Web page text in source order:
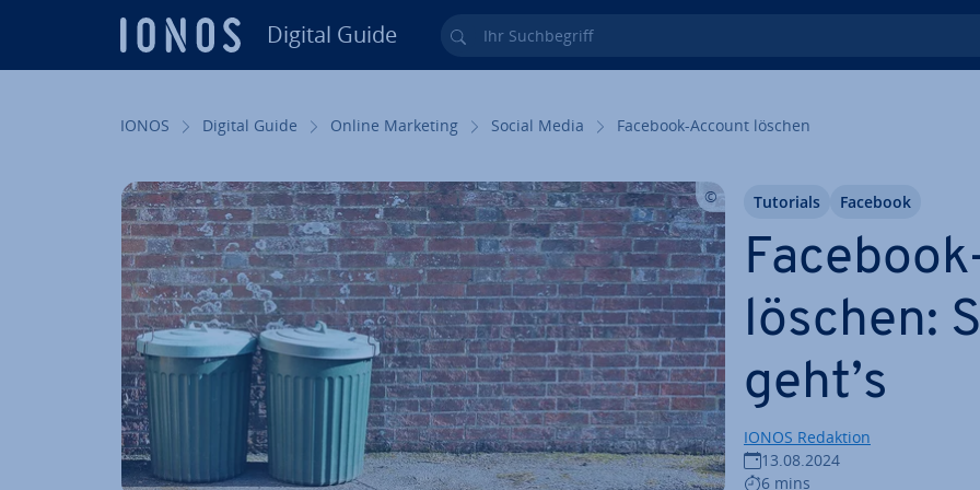
Digital Guide Ihr Such­be­griff
IONOS Digital Guide Online Marketing Social Media Facebook-Account löschen
löschen:
geht’s
IONOS Redaktion
13.08.2024
6 mins
Tutorials Facebook